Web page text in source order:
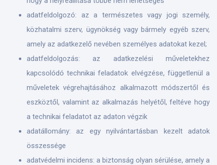
adatfeldolgozó: az a természetes vagy jogi személy,
közhatalmi szerv, ügynökség vagy bármely egyéb szerv,
amely az adatkezelő nevében személyes adatokat kezel;
adatfeldolgozás: az adatkezelési műveletekhez
kapcsolódó technikai feladatok elvégzése, függetlenül a
műveletek végrehajtásához alkalmazott módszertől és
eszköztől, valamint az alkalmazás helyétől, feltéve hogy
a technikai feladatot az adaton végzik
adatállomány: az egy nyilvántartásban kezelt adatok
összessége
adatvédelmi incidens: a biztonság olyan sérülése, amely a